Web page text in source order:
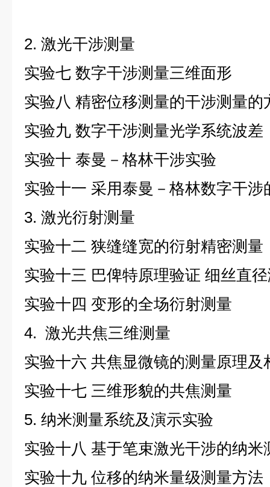
2. 激光干涉测量
实验七 数字干涉测量三维面形
实验八 精密位移测量的干涉测量的
实验九 数字干涉测量光学系统波差
实验十 泰曼－格林干涉实验
实验十一 采用泰曼－格林数字干
3. 激光衍射测量
实验十二 狭缝缝宽的衍射精密测量
实验十三 巴俾特原理验证 细丝直
实验十四 变形的全场衍射测量
4. 激光共焦三维测量
实验十六 共焦显微镜的测量原理及
实验十七 三维形貌的共焦测量
5. 纳米测量系统及演示实验
实验十八 基于笔束激光干涉的纳米
实验十九 位移的纳米量级测量方法